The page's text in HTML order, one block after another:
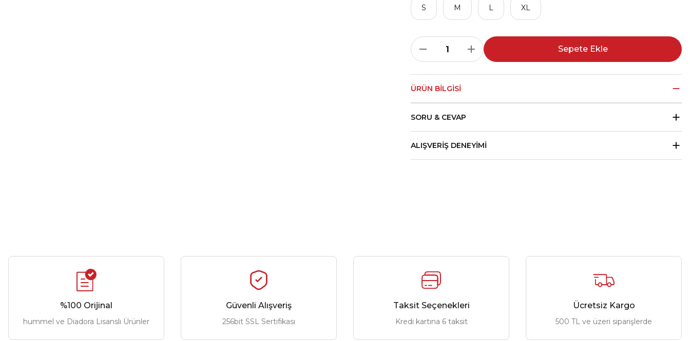
S M L XL
Sepete Ekle
ÜRÜN BILGISI
SORU & CEVAP
ALIŞVERIŞ DENEYIMI
%100 Orijinal
hummel ve Diadora Lisanslı Ürünler
Güvenli Alışveriş
256bit SSL Sertifikası
Taksit Seçenekleri
Kredi kartına 6 taksit
Ücretsiz Kargo
500 TL ve üzeri siparişlerde